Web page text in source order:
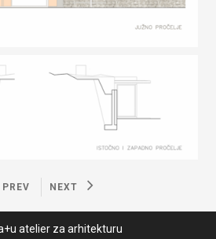
PREV NEXT
atelier za arhitekturu